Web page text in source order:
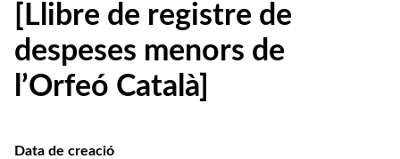
[Llibre de registre de
despeses menors de
l’Orfeó Català]
Data de creació